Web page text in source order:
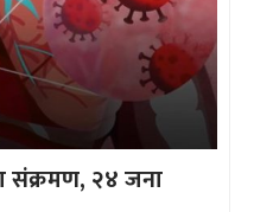
संक्रमण, २४ जना